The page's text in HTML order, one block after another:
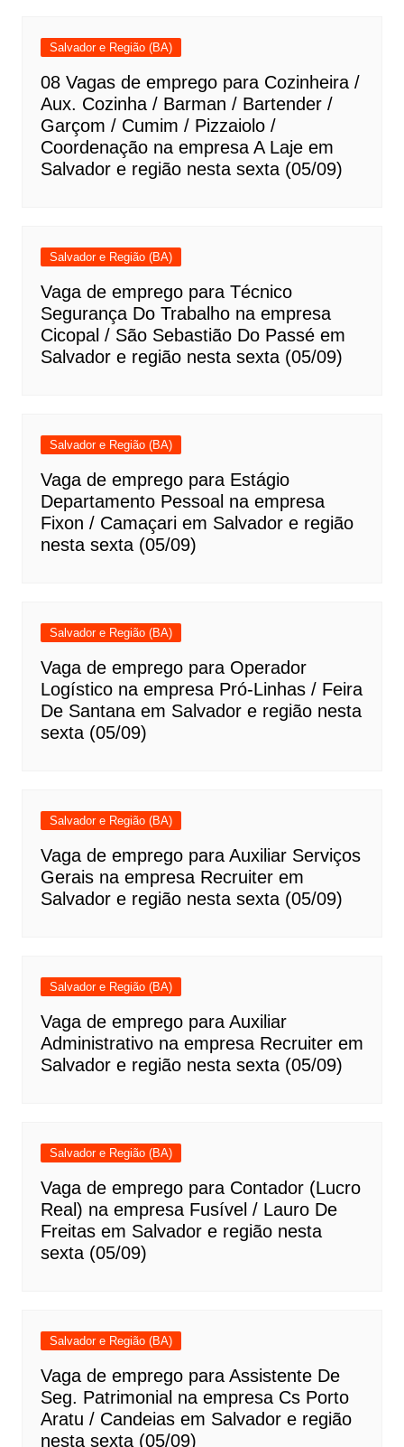
Salvador e Região (BA)
08 Vagas de emprego para Cozinheira /
Aux. Cozinha / Barman / Bartender /
Garçom / Cumim / Pizzaiolo /
Coordenação na empresa A Laje em
Salvador e região nesta sexta (05/09)
Salvador e Região (BA)
Vaga de emprego para Técnico
Segurança Do Trabalho na empresa
Cicopal / São Sebastião Do Passé em
Salvador e região nesta sexta (05/09)
Salvador e Região (BA)
Vaga de emprego para Estágio
Departamento Pessoal na empresa
Fixon / Camaçari em Salvador e região
nesta sexta (05/09)
Salvador e Região (BA)
Vaga de emprego para Operador
Logístico na empresa Pró-Linhas / Feira
De Santana em Salvador e região nesta
sexta (05/09)
Salvador e Região (BA)
Vaga de emprego para Auxiliar Serviços
Gerais na empresa Recruiter em
Salvador e região nesta sexta (05/09)
Salvador e Região (BA)
Vaga de emprego para Auxiliar
Administrativo na empresa Recruiter em
Salvador e região nesta sexta (05/09)
Salvador e Região (BA)
Vaga de emprego para Contador (Lucro
Real) na empresa Fusível / Lauro De
Freitas em Salvador e região nesta
sexta (05/09)
Salvador e Região (BA)
Vaga de emprego para Assistente De
Seg. Patrimonial na empresa Cs Porto
Aratu / Candeias em Salvador e região
nesta sexta (05/09)